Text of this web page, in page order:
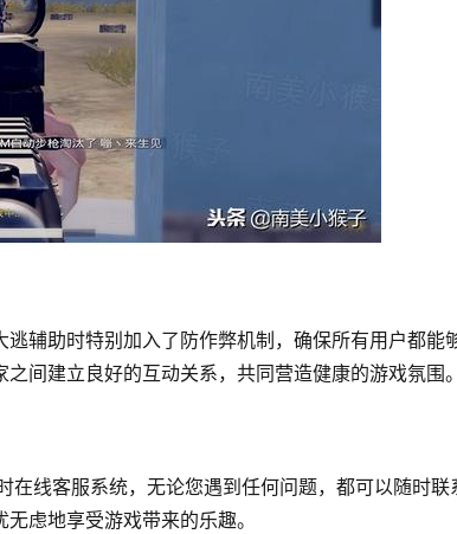
辅助时特别加入了防作弊机制，确保所有用户都能
间建立良好的互动关系，共同营造健康的游戏氛围
线客服系统，无论您遇到任何问题，都可以随时联
虑地享受游戏带来的乐趣。